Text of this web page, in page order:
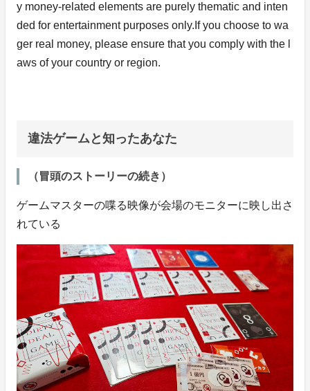
y money-related elements are purely thematic and inten
ded for entertainment purposes only.If you choose to wa
ger real money, please ensure that you comply with the l
aws of your country or region.
違法ゲームと知ったあなた
（冒頭のストーリーの続き）
ゲームマスターの喋る映像が会場のモニターに映し出さ
れている